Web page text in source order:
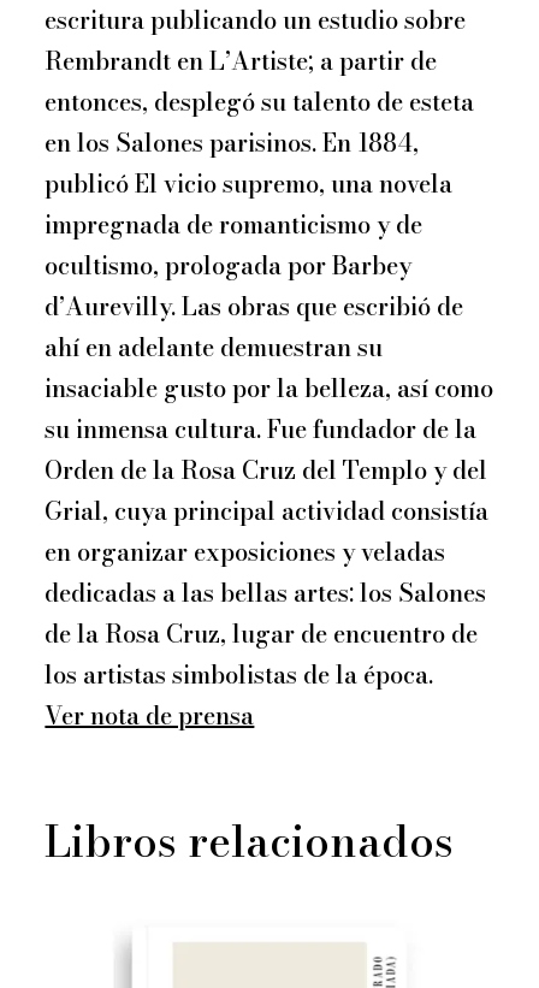
escritura publicando un estudio sobre
Rembrandt en L’Artiste; a partir de
entonces, desplegó su talento de esteta
en los Salones parisinos. En 1884,
publicó El vicio supremo, una novela
impregnada de romanticismo y de
ocultismo, prologada por Barbey
d’Aurevilly. Las obras que escribió de
ahí en adelante demuestran su
insaciable gusto por la belleza, así como
su inmensa cultura. Fue fundador de la
Orden de la Rosa Cruz del Templo y del
Grial, cuya principal actividad consistía
en organizar exposiciones y veladas
dedicadas a las bellas artes: los Salones
de la Rosa Cruz, lugar de encuentro de
los artistas simbolistas de la época.
Ver nota de prensa
Libros relacionados